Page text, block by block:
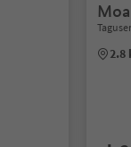
2.8